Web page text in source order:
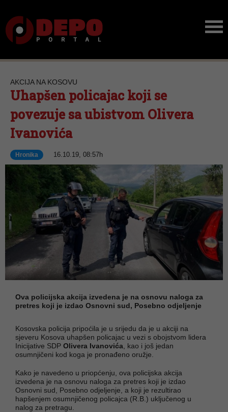
AKCIJA NA KOSOVU
Uhapšen policajac koji se
povezuje sa ubistvom Olivera
Ivanovića
Hronika 16.10.19, 08:57h
Ova policijska akcija izvedena je na osnovu naloga za
pretres koji je izdao Osnovni sud, Posebno odjeljenje
Kosovska policija pripoćila je u srijedu da je u akciji na
sjeveru Kosova uhapšen policajac u vezi s obojstvom lidera
Inicijative SDP Olivera Ivanovića , kao i još jedan
osumnjičeni kod koga je pronađeno oružje.
Kako je navedeno u priopćenju, ova policijska akcija
izvedena je na osnovu naloga za pretres koji je izdao
Osnovni sud, Posebno odjeljenje, a koji je rezultirao
hapšenjem osumnjičenog policajca (R.B.) uključenog u
nalog za pretragu.